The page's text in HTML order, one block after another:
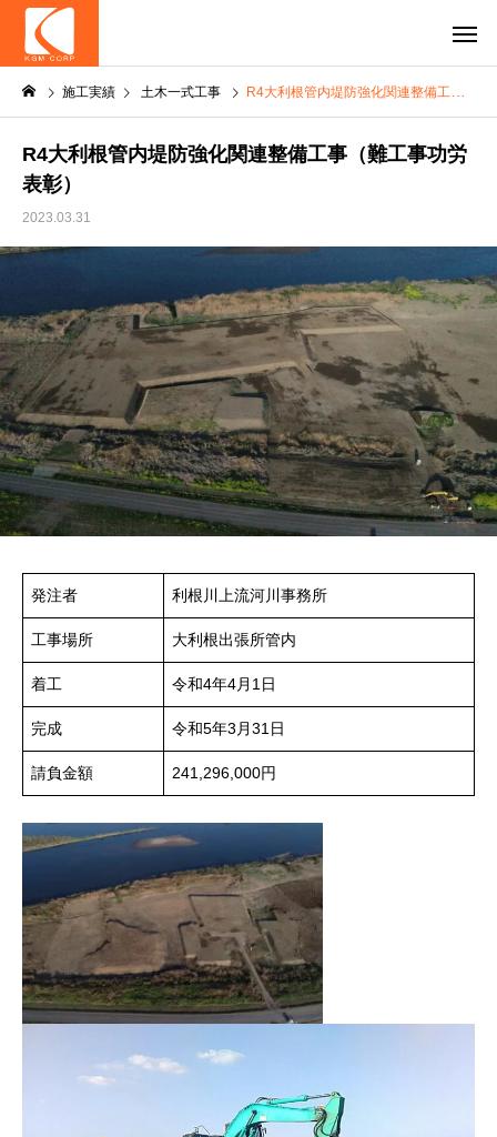
施工実績 土木一式工事 R4大利根管内堤防強化関連整備工事（難工事功労表彰）
R4大利根管内堤防強化関連整備工事（難工事功労
表彰）
2023.03.31
発注者 利根川上流河川事務所
工事場所 大利根出張所管内
着工 令和4年4月1日
完成 令和5年3月31日
請負金額 241,296,000円